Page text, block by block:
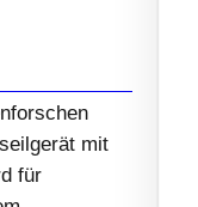
mit
für